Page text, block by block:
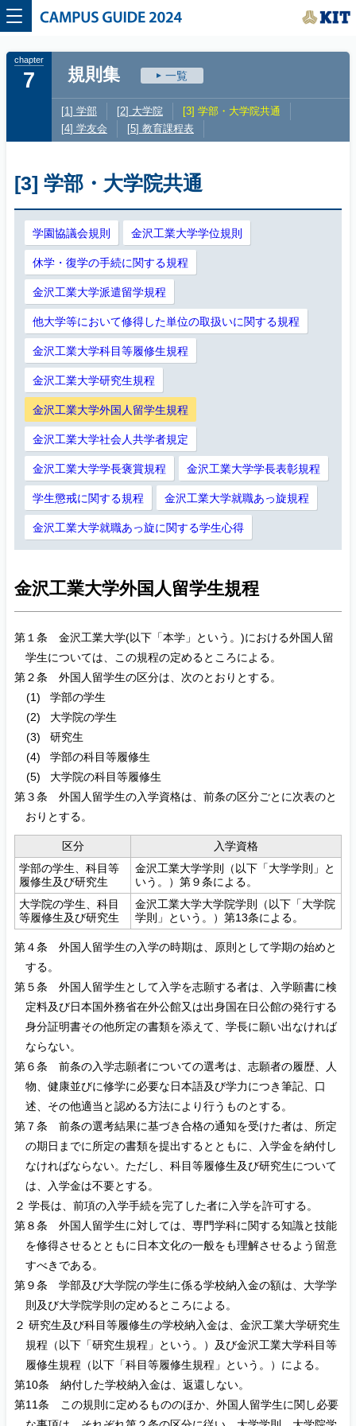
7 規則集 一覧
学部 大学院
学部・大学院共通
学友会
教育課程表
[3] 学部・大学院共通
学園協議会規則 金沢工業大学学位規則
休学・復学の手続に関する規程
金沢工業大学派遣留学規程
他大学等において修得した単位の取扱いに関する規程
金沢工業大学科目等履修生規程
金沢工業大学研究生規程
金沢工業大学外国人留学生規程
金沢工業大学社会人共学者規定
金沢工業大学学長褒賞規程 金沢工業大学学長表彰規程
学生懲戒に関する規程 金沢工業大学就職あっ旋規程
金沢工業大学就職あっ旋に関する学生心得
金沢工業大学外国人留学生規程
第１条 金沢工業大学(以下「本学」という。)における外国人留
学生については、この規程の定めるところによる。
第２条 外国人留学生の区分は、次のとおりとする。
学部の学生
大学院の学生
研究生
学部の科目等履修生
大学院の科目等履修生
第３条 外国人留学生の入学資格は、前条の区分ごとに次表のと
おりとする。
区分
入学資格
学部の学生、科目等
履修生及び研究生
金沢工業大学学則（以下「大学学則」と
いう。）第９条による。
大学院の学生、科目
等履修生及び研究生
金沢工業大学大学院学則（以下「大学院
学則」という。）第13条による。
第４条 外国人留学生の入学の時期は、原則として学期の始めと
する。
第５条 外国人留学生として入学を志願する者は、入学願書に検
定料及び日本国外務省在外公館又は出身国在日公館の発行する
身分証明書その他所定の書類を添えて、学長に願い出なければ
ならない。
第６条 前条の入学志願者についての選考は、志願者の履歴、人
物、健康並びに修学に必要な日本語及び学力につき筆記、口
述、その他適当と認める方法により行うものとする。
第７条 前条の選考結果に基づき合格の通知を受けた者は、所定
の期日までに所定の書類を提出するとともに、入学金を納付し
なければならない。ただし、科目等履修生及び研究生について
は、入学金は不要とする。
２ 学長は、前項の入学手続を完了した者に入学を許可する。
第８条 外国人留学生に対しては、専門学科に関する知識と技能
を修得させるとともに日本文化の一般をも理解させるよう留意
すべきである。
第９条 学部及び大学院の学生に係る学校納入金の額は、大学学
則及び大学院学則の定めるところによる。
２ 研究生及び科目等履修生の学校納入金は、金沢工業大学研究生
規程（以下「研究生規程」という。）及び金沢工業大学科目等
履修生規程（以下「科目等履修生規程」という。）による。
第10条 納付した学校納入金は、返還しない。
第11条 この規則に定めるもののほか、外国人留学生に関し必要